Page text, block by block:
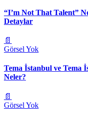
“I’m Not That Talent”
Detaylar
📄
Görsel Yok
Tema İstanbul ve Tema
Neler?
📄
Görsel Yok